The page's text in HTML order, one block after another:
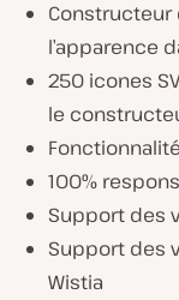
l’apparence
250 icones
le
100%
Support des
Support des
Wistia